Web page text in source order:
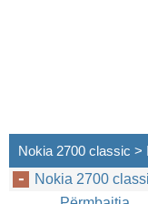
Nokia 2700 classic >
Nokia 2700